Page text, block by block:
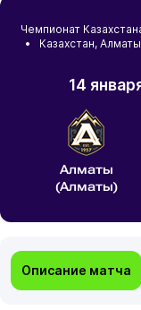
Чемпионат
• Казахстан, Алматы
14
Алматы
(Алматы)
Описание матча